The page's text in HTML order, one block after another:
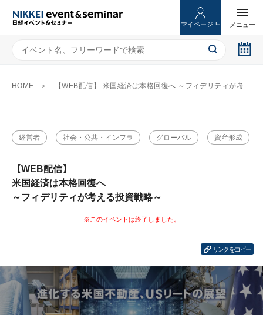
マイページ
HOME 【WEB配信】 米国経済は本格回復へ ～フィデリティが考える投資戦略～
経営者 社会・公共・インフラ グローバル 資産形成
【WEB配信】
米国経済は本格回復へ
～フィデリティが考える投資戦略～
リンクをコピー